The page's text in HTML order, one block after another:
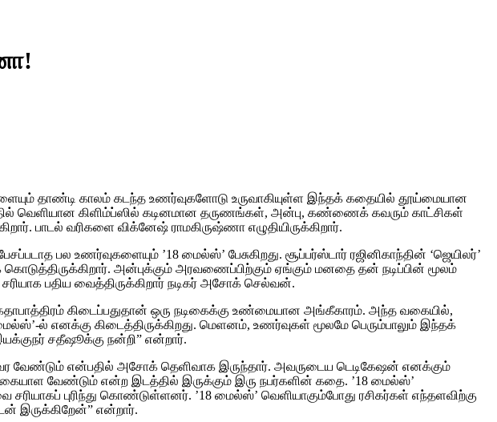
தாண்டி காலம் கடந்த உணர்வுகளோடு உருவாகியுள்ள இந்தக் கதையில் தூய்மையான
வெளியான கிளிம்ப்ஸில் கடினமான தருணங்கள், அன்பு, கண்ணைக் கவரும் காட்சிகள்
பாடல் வரிகளை விக்னேஷ் ராமகிருஷ்ணா எழுதியிருக்கிறார்.
பல உணர்வுகளையும் ’18 மைல்ஸ்’ பேசுகிறது. சூப்பர்ஸ்டார் ரஜினிகாந்தின் ‘ஜெயிலர்’
அன்புக்கும் அரவணைப்பிற்கும் ஏங்கும் மனதை தன் நடிப்பின் மூலம்
பதிய வைத்திருக்கிறார் நடிகர் அசோக் செல்வன்.
கதாபாத்திரம் கிடைப்பதுதான் ஒரு நடிகைக்கு உண்மையான அங்கீகாரம். அந்த வகையில்,
ல் எனக்கு கிடைத்திருக்கிறது. மெளனம், உணர்வுகள் மூலமே பெரும்பாலும் இந்தக்
சதீஷூக்கு நன்றி” என்றார்.
வர வேண்டும் என்பதில் அசோக் தெளிவாக இருந்தார். அவருடைய டெடிகேஷன் எனக்கும்
கையாள வேண்டும் என்ற இடத்தில் இருக்கும் இரு நபர்களின் கதை. ’18 மைல்ஸ்’
புரிந்து கொண்டுள்ளனர். ’18 மைல்ஸ்’ வெளியாகும்போது ரசிகர்கள் எந்தளவிற்கு
இருக்கிறேன்” என்றார்.